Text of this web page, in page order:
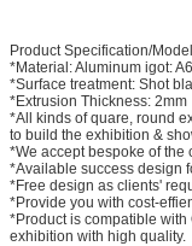
Product Specification/
*Material: Aluminum igot:
*Surface treatment: Shot
*Extrusion Thickness: 2mm
*All kinds of quare, round
to build the exhibition &
*We accept bespoke of the
*Available success design
*Free design as clients'
*Provide you with cost-
*Product is compatible with
exhibition with high quality.